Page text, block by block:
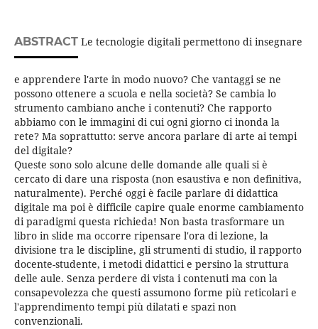
ABSTRACTLe tecnologie digitali permettono di insegnare
e apprendere l'arte in modo nuovo? Che vantaggi se ne
possono ottenere a scuola e nella società? Se cambia lo
strumento cambiano anche i contenuti? Che rapporto
abbiamo con le immagini di cui ogni giorno ci inonda la
rete? Ma soprattutto: serve ancora parlare di arte ai tempi
del digitale?
Queste sono solo alcune delle domande alle quali si è
cercato di dare una risposta (non esaustiva e non definitiva,
naturalmente). Perché oggi è facile parlare di didattica
digitale ma poi è difficile capire quale enorme cambiamento
di paradigmi questa richieda! Non basta trasformare un
libro in slide ma occorre ripensare l'ora di lezione, la
divisione tra le discipline, gli strumenti di studio, il rapporto
docente-studente, i metodi didattici e persino la struttura
delle aule. Senza perdere di vista i contenuti ma con la
consapevolezza che questi assumono forme più reticolari e
l'apprendimento tempi più dilatati e spazi non
convenzionali.